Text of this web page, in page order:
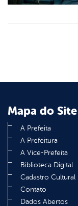
Mapa do Site
A Prefeita
A Prefeitura
A Vice-Prefeita
Biblioteca Digital
Cadastro Cultural
Contato
Dados Abertos